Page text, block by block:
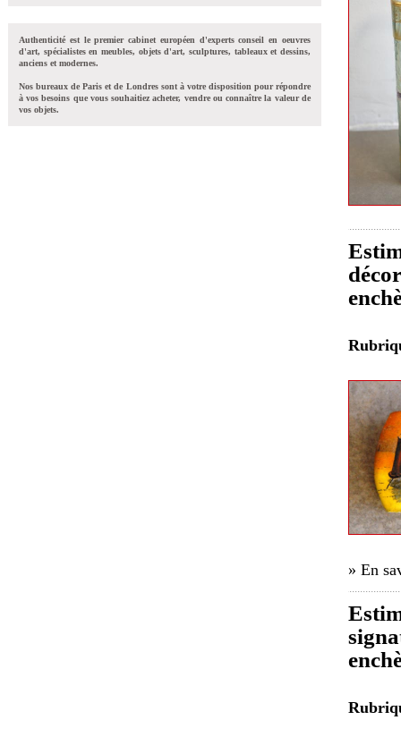
Authenticité est le premier cabinet européen d'experts conseil en oeuvres
d'art, spécialistes en meubles, objets d'art, sculptures, tableaux et dessins,
anciens et modernes.
Nos bureaux de Paris et de Londres sont à votre disposition pour répondre
à vos besoins que vous souhaitiez acheter, vendre ou connaître la valeur de
vos objets.
» En